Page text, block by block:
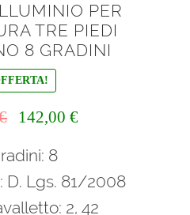
PER
TRE PIEDI
8 GRADINI
originale
211,00 €.
142,00 €Il
142,00 €.
8
D. Lgs. 81/2008
2, 42